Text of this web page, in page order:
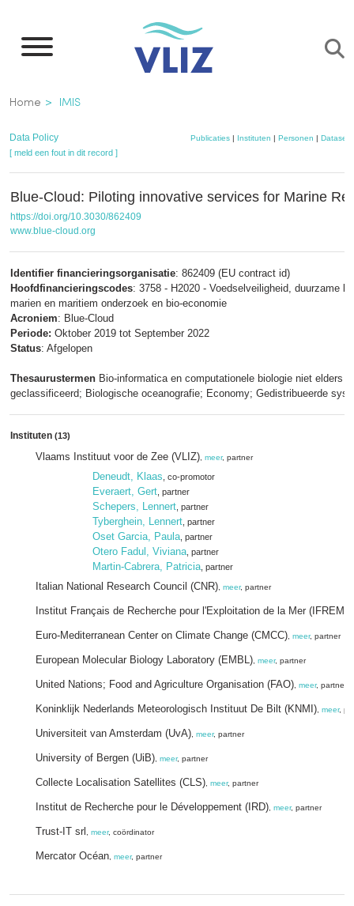
naar
inhoud
gaan
Kruimelpad
Home IMIS
Data Policy Publicaties | Instituten | Personen | Datasets
[ meld een fout in dit record ]
Blue-Cloud: Piloting innovative services for Marine
https://doi.org/10.3030/862409
www.blue-cloud.org
Identifier financieringsorganisatie: 862409 (EU contract id)
Hoofdfinancieringscodes: 3758 - H2020 - Voedselveiligheid, duurzame
marien en maritiem onderzoek en bio-economie
Acroniem: Blue-Cloud
Periode: Oktober 2019 tot September 2022
Status: Afgelopen
Thesaurustermen Bio-informatica en computationele biologie niet elders
geclassificeerd; Biologische oceanografie; Economy; Gedistribueerde
Instituten (13)
Vlaams Instituut voor de Zee (VLIZ) meer, partner
Deneudt, Klaas , co-promotor
Everaert, Gert , partner
Schepers, Lennert , partner
Tyberghein, Lennert , partner
Oset Garcia, Paula , partner
Otero Fadul, Viviana , partner
Martin-Cabrera, Patricia , partner
Italian National Research Council (CNR) meer, partner
Institut Français de Recherche pour l'Exploitation de la Mer
Euro-Mediterranean Center on Climate Change (CMCC) meer, partner
European Molecular Biology Laboratory (EMBL) meer, partner
United Nations; Food and Agriculture Organisation (FAO) meer, partner
Koninklijk Nederlands Meteorologisch Instituut De Bilt (KNMI) meer,
Universiteit van Amsterdam (UvA) meer, partner
University of Bergen (UiB) meer, partner
Collecte Localisation Satellites (CLS) meer, partner
Institut de Recherche pour le Développement (IRD) meer, partner
Trust-IT srl meer, coördinator
Mercator Océan meer, partner